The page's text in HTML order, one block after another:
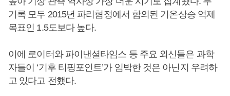
기록 모두 2015년 파리협정에서 합의된 기온상승 억제
목표인 1.5도보다 높다.
이에 로이터와 파이낸셜타임스 등 주요 외신들은 과학
자들이 ‘기후 티핑포인트’가 임박한 것은 아닌지 우려하
고 있다고 전했다.